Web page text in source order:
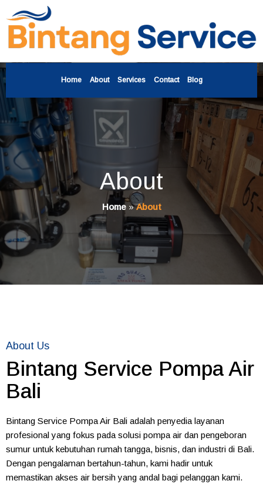
Home About Services Contact Blog
About
Home»About
About Us
Bintang Service Pompa Air
Bali
Bintang Service Pompa Air Bali adalah penyedia layanan
profesional yang fokus pada solusi pompa air dan pengeboran
sumur untuk kebutuhan rumah tangga, bisnis, dan industri di Bali.
Dengan pengalaman bertahun-tahun, kami hadir untuk
memastikan akses air bersih yang andal bagi pelanggan kami.